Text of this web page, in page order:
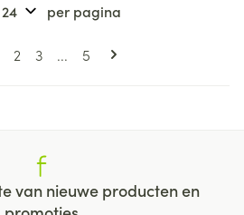
Pagina's
lees momenteel pagina
Pagina
2 Pagina
3 ... Pagina
5
per pagina
van nieuwe producten en